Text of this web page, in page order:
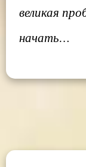
великая
начать…